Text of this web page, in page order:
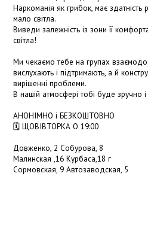
Наркоманія як грибок, має здатність
мало світла.
Виведи залежність із зони її
світла!
Ми чекаємо тебе на групах
вислухають і підтримають, а й
вирішенні проблеми.
В нашій атмосфері тобі буде зручно
АНОНІМНО i БЕЗКОШТОВНО
🗓 ЩОВІВТОРКА О 19:00
Довженко, 2 Собурова, 8
Малинская ,16 Курбаса,18 г
Сормовская, 9 Автозаводская, 5